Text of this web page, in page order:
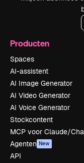
Producten
Spaces
AI-assistent
AI Image Generator
AI Video Generator
AI Voice Generator
Stockcontent
MCP voor Claude/
Agenten New
API